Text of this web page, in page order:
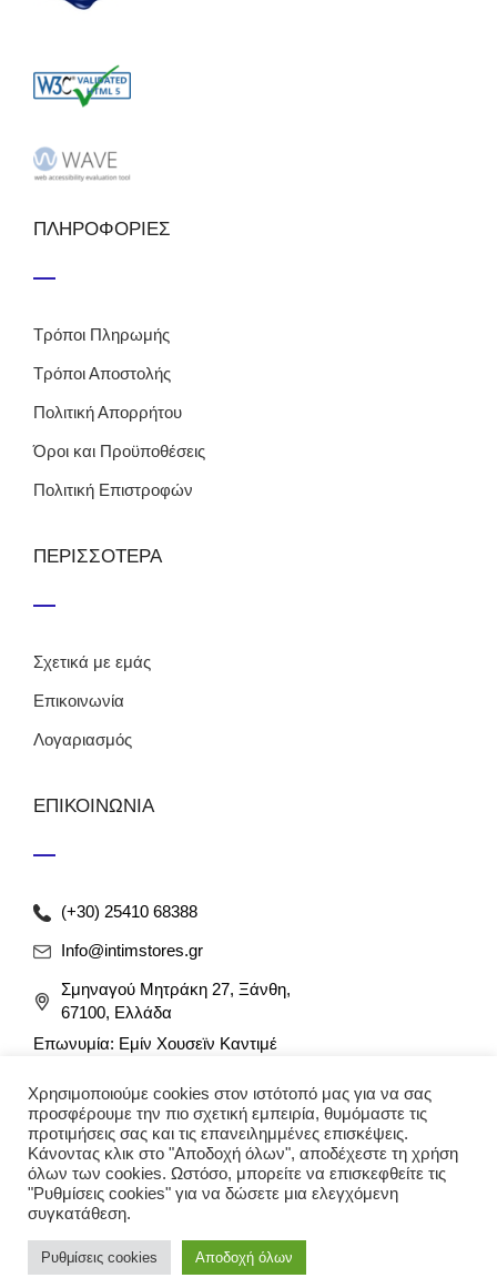
ΠΛΗΡΟΦΟΡΙΕΣ
Τρόποι Πληρωμής
Τρόποι Αποστολής
Πολιτική Απορρήτου
Όροι και Προϋποθέσεις
Πολιτική Επιστροφών
ΠΕΡΙΣΣΟΤΕΡΑ
Σχετικά με εμάς
Επικοινωνία
Λογαριασμός
ΕΠΙΚΟΙΝΩΝΙΑ
(+30) 25410 68388
Info@intimstores.gr
Σμηναγού Μητράκη 27, Ξάνθη,
67100, Ελλάδα
Επωνυμία: Εμίν Χουσεϊν Καντιμέ
Αρ. Γ.Ε.ΜΗ: 012349946000
© 2023 intimstores. Με την επιφύλαξη κάθε νόμιμου
Χρησιμοποιούμε cookies στον ιστότοπό μας για να σας
προσφέρουμε την πιο σχετική εμπειρία, θυμόμαστε τις
προτιμήσεις σας και τις επανειλημμένες επισκέψεις.
Κάνοντας κλικ στο "Αποδοχή όλων", αποδέχεστε τη χρήση
όλων των cookies. Ωστόσο, μπορείτε να επισκεφθείτε τις
"Ρυθμίσεις cookies" για να δώσετε μια ελεγχόμενη
συγκατάθεση.
Ρυθμίσεις cookies Αποδοχή όλων